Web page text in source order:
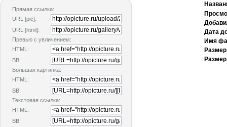
Прямая ссылка:
URL [pic]:
URL [html]:
Превью с увличением:
HTML:
BB:
Большая картинка:
HTML:
BB:
Текстовая ссылка:
HTML:
BB:
Дата
Имя